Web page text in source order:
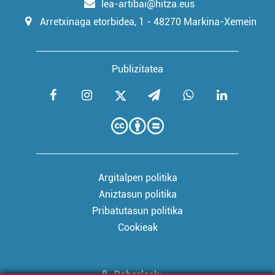
lea-artibai@hitza.eus
Arretxinaga etorbidea, 1 - 48270 Markina-Xemein
Publizitatea
Argitalpen politika
Aniztasun politika
Pribatutasun politika
Cookieak